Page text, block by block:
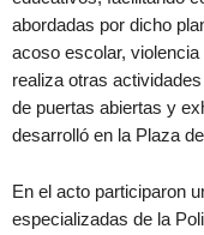
abordadas por dicho
acoso escolar,
realiza otras
de puertas abiertas y
desarrolló en la Plaza
En el acto participaron
especializadas de la